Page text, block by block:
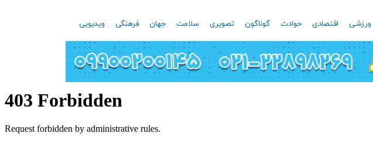
ورزشی اقتصادی حوادث گوناگون تصویری سلامت جهان فرهنگی ویدیویی